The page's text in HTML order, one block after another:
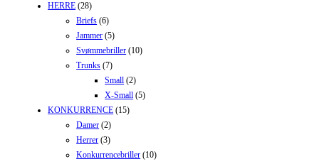
HERRE (28)
Briefs (6)
Jammer (5)
Svømmebriller (10)
Trunks (7)
Small (2)
X-Small (5)
KONKURRENCE (15)
Damer (2)
Herrer (3)
Konkurrencebriller (10)